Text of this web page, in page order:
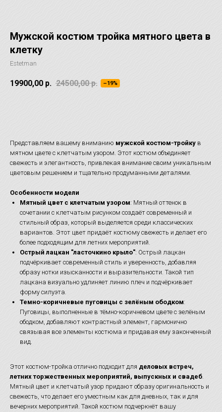
Мужской костюм тройка мятного цвета в
клетку
Estetman
19900,00 р. 24500,00 р. –19%
ОТЛОЖИТЬ НА ПРИМЕРКУ
Представляем вашему вниманиюмужской костюм-тройку в
мятном цвете с клетчатым узором. Этот костюм объединяет
свежесть и элегантность, привлекая внимание своим уникальным
цветовым решением и тщательно продуманными деталями.
Особенности модели
Мятный цвет с клетчатым узором: Мятный оттенок в
сочетании с клетчатым рисунком создаёт современный и
стильный образ, который выделяется среди классических
вариантов. Этот цвет придаёт костюму свежесть и делает его
более подходящим для летних мероприятий.
Острый лацкан "ласточкино крыло": Острый лацкан
подчёркивает современный стиль и уверенность, добавляя
образу нотки изысканности и выразительности. Такой тип
лацкана визуально удлиняет линию плеч и подчёркивает
форму силуэта.
Темно-коричневые пуговицы с зелёным ободком:
Пуговицы, выполненные в тёмно-коричневом цвете с зелёным
ободком, добавляют контрастный элемент, гармонично
связывая все элементы костюма и придавая ему законченный
вид.
Этот костюм-тройка отлично подходит для деловых встреч,
летних торжественных мероприятий, выпускных и свадеб.
Мятный цвет и клетчатый узор придают образу оригинальность и
свежесть, что делает его уместным как для дневных, так и для
вечерних мероприятий. Такой костюм подчеркнёт вашу